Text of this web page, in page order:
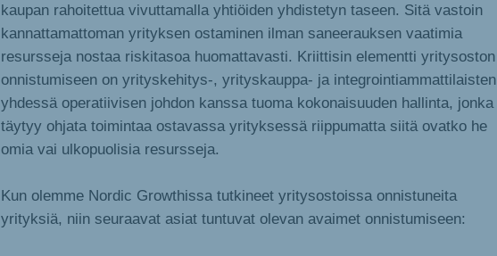
kaupan rahoitettua vivuttamalla yhtiöiden yhdistetyn taseen. Sitä vastoin
kannattamattoman yrityksen ostaminen ilman saneerauksen vaatimia
resursseja nostaa riskitasoa huomattavasti. Kriittisin elementti yritysoston
onnistumiseen on yrityskehitys-, yrityskauppa- ja integrointiammattilaisten
yhdessä operatiivisen johdon kanssa tuoma kokonaisuuden hallinta, jonka
täytyy ohjata toimintaa ostavassa yrityksessä riippumatta siitä ovatko he
omia vai ulkopuolisia resursseja.
Kun olemme Nordic Growthissa tutkineet yritysostoissa onnistuneita
yrityksiä, niin seuraavat asiat tuntuvat olevan avaimet onnistumiseen: